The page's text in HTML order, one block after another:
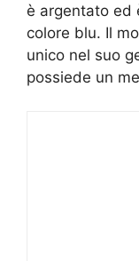
è argentato ed
colore blu. Il
unico nel suo
possiede un